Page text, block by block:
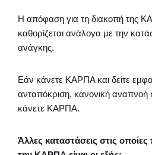
Η απόφαση για τη διακοπή της
καθορίζεται ανάλογα με την
ανάγκης.
Εάν κάνετε ΚΑΡΠΑ και δείτε
ανταπόκριση, κανονική αναπνοή
κάνετε ΚΑΡΠΑ.
Άλλες καταστάσεις στις